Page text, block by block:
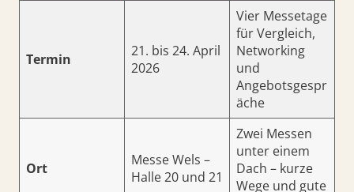
Termin
21. bis 24. April
2026
Vier Messetage
für Vergleich,
Networking
und
Angebotsgespr
äche
Ort
Messe Wels –
Halle 20 und 21
Zwei Messen
unter einem
Dach – kurze
Wege und gute